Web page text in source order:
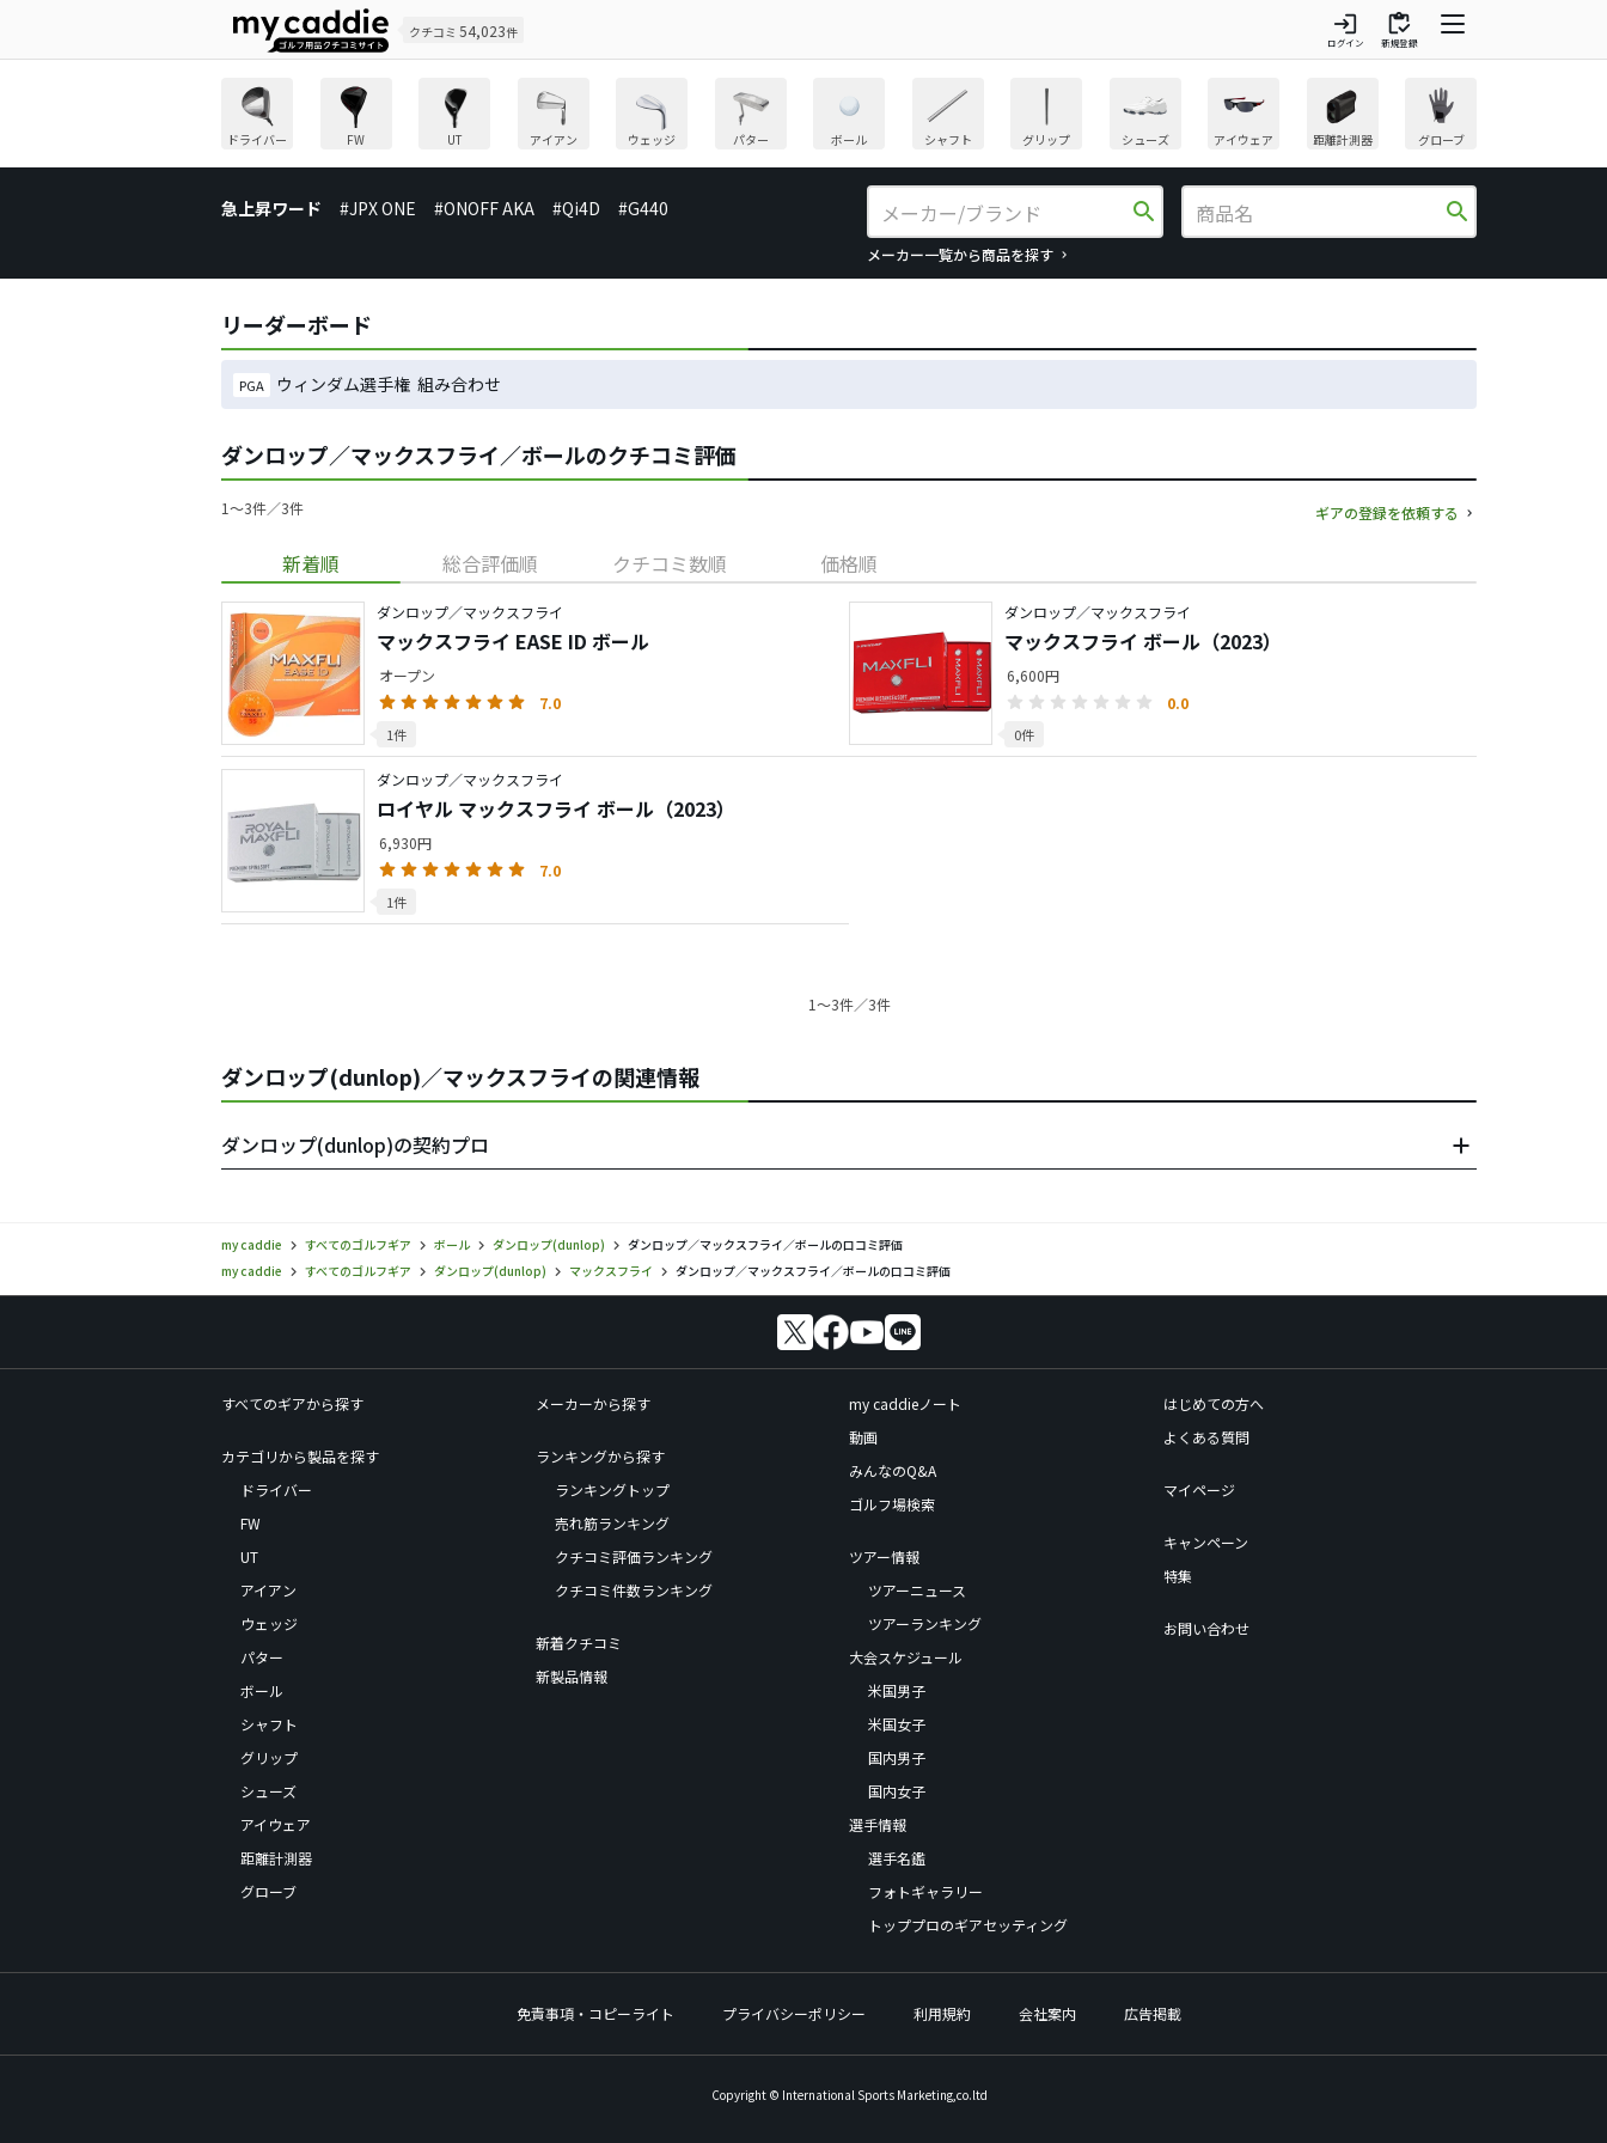
クチコミ 54,023件 login
ログイン
inventory
新規登録
ドライバー FW UT アイアン ウェッジ パター ボール シャフト グリップ シューズ アイウェア 距離計測器 グローブ
急上昇ワード #JPX ONE #ONOFF AKA #Qi4D #G440 search
メーカー一覧から商品を探す
search
リーダーボード
PGA ウィンダム選手権 組み合わせ
ダンロップ／マックスフライ／ボールのクチコミ評価
1〜3件／3件 ギアの登録を依頼する
新着順 総合評価順 クチコミ数順 価格順
ダンロップ／マックスフライ
マックスフライ EASE ID ボール
オープン
7.0
1件
ダンロップ／マックスフライ
マックスフライ ボール（2023）
6,600円
0.0
0件
ダンロップ／マックスフライ
ロイヤル マックスフライ ボール（2023）
6,930円
7.0
1件
1〜3件／3件
ダンロップ(dunlop)／マックスフライの関連情報
ダンロップ(dunlop)の契約プロ
my caddie すべてのゴルフギア ボール ダンロップ(dunlop)
ダンロップ／マックスフライ／ボールの口コミ評価
my caddie
すべてのゴルフギア ダンロップ(dunlop) マックスフライ ダンロップ／マックスフライ／ボールの口コミ評価
すべてのギアから探す
カテゴリから製品を探す
ドライバー
FW
UT
アイアン
ウェッジ
パター
ボール
シャフト
グリップ
シューズ
アイウェア
距離計測器
グローブ
メーカーから探す
ランキングから探す
ランキングトップ
売れ筋ランキング
クチコミ評価ランキング
クチコミ件数ランキング
新着クチコミ
新製品情報
my caddieノート
動画
みんなのQ&A
ゴルフ場検索
ツアー情報
ツアーニュース
ツアーランキング
大会スケジュール
米国男子
米国女子
国内男子
国内女子
選手情報
選手名鑑
フォトギャラリー
トッププロのギアセッティング
はじめての方へ
よくある質問
マイページ
キャンペーン
特集
お問い合わせ
免責事項・コピーライト プライバシーポリシー 利用規約 会社案内 広告掲載
Copyright © International Sports Marketing,co.ltd